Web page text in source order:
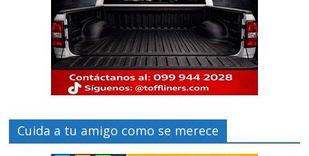
Cuida a tu amigo como se merece